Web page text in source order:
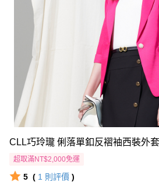
CLL巧玲瓏 俐落單釦反褶袖西裝外
超取滿NT$2,000免運
5 ( 1 則評價 )